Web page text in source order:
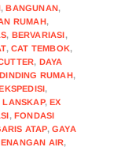
,BANGUNAN,
RUMAH,
, BERVARIASI,
,CAT TEMBOK,
, DAYA
DINDING RUMAH,
,
LANSKAP,EX
,FONDASI
ATAP,GAYA
AIR,